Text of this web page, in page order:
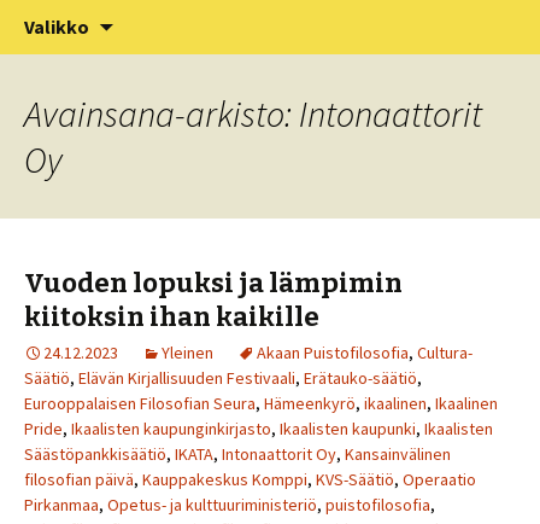
Puistofilosofia
XV Puistofilosofia-viikko Ikaalisissa
15.-19.7.2025
Valikko
Avainsana-arkisto: Intonaattorit
Oy
Vuoden lopuksi ja lämpimin
kiitoksin ihan kaikille
24.12.2023 Yleinen Akaan Puistofilosofia, Cultura-
Säätiö, Elävän Kirjallisuuden Festivaali, Erätauko-säätiö,
Eurooppalaisen Filosofian Seura, Hämeenkyrö, ikaalinen, Ikaalinen
Pride, Ikaalisten kaupunginkirjasto, Ikaalisten kaupunki, Ikaalisten
Säästöpankkisäätiö, IKATA, Intonaattorit Oy, Kansainvälinen
filosofian päivä, Kauppakeskus Komppi, KVS-Säätiö, Operaatio
Pirkanmaa, Opetus- ja kulttuuriministeriö, puistofilosofia,